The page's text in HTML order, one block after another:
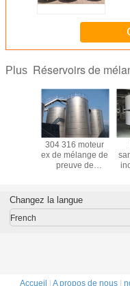
Plus Réservoirs de
de
cuve
le
304 316 moteur
ex de mélange de
preuve de
100L10000L
d'acier inoxydable
Changez la langue
French
Accueil | A propos de nous |